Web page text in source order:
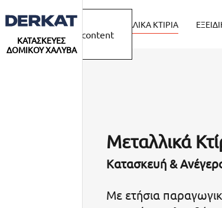
Skip to main content
ΚΑΤΑΣΚΕΥΕΣ
ΔΟΜΙΚΟΥ ΧΑΛΥΒΑ
ΜΕΤΑΛΛΙΚΑ ΚΤΙΡΙΑ
Μεταλλικά
Κατασκευή &
Με ετήσια